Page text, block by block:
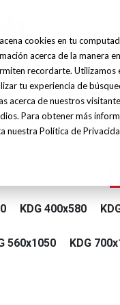
cookies en tu
acerca de la manera
recordarte. Utilizamos
tu experiencia de
acerca de nuestros
Para obtener más
nuestra Política de
- Sierra
-
KDG 400x580
560x1050 KDG